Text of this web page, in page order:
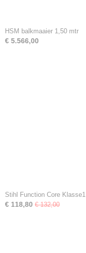
HSM balkmaaier 1,50 mtr
€ 5.566,00
Stihl Function Core Klasse1
€ 118,80 € 132,00